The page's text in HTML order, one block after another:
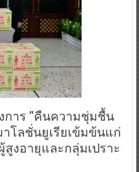
การ “คืนความชุ่มชื้น
าโลชั่นยูเรียเข้มข้นแก่
งอายุและกลุ่มเปราะ